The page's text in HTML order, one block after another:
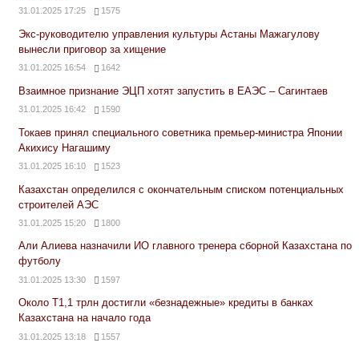
31.01.2025 17:25 1575
Экс-руководителю управления культуры Астаны Мажагулову
вынесли приговор за хищение
31.01.2025 16:54 1642
Взаимное признание ЭЦП хотят запустить в ЕАЭС – Сагинтаев
31.01.2025 16:42 1590
Токаев принял специального советника премьер-министра Японии
Акихису Нагашиму
31.01.2025 16:10 1523
Казахстан определился с окончательным списком потенциальных
строителей АЭС
31.01.2025 15:20 1800
Али Алиева назначили ИО главного тренера сборной Казахстана по
футболу
31.01.2025 13:30 1597
Около Т1,1 трлн достигли «безнадежные» кредиты в банках
Казахстана на начало года
31.01.2025 13:18 1557